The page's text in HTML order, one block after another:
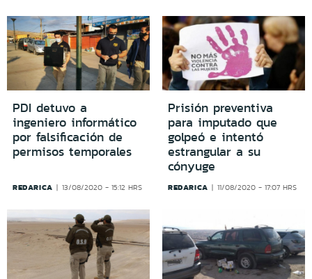
PDI detuvo a
ingeniero informático
por falsificación de
permisos temporales
REDARICA 13/08/2020 - 15:12 HRS
Prisión preventiva
para imputado que
golpeó e intentó
estrangular a su
cónyuge
REDARICA 11/08/2020 - 17:07 HRS